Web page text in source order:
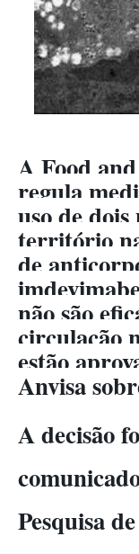
A Food
regula
uso de
território
de
não são
circulação
estão
Anvisa
A decisão
Pesquisa